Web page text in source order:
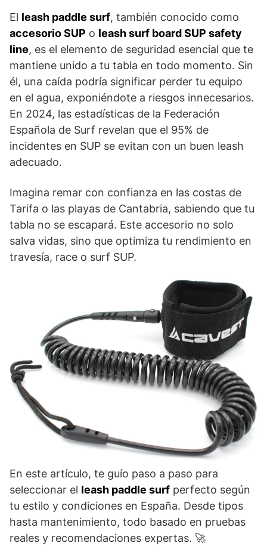
El leash paddle surf, también conocido como
accesorio SUP o leash surf board SUP safety
line, es el elemento de seguridad esencial que te
mantiene unido a tu tabla en todo momento. Sin
él, una caída podría significar perder tu equipo
en el agua, exponiéndote a riesgos innecesarios.
En 2024, las estadísticas de la Federación
Española de Surf revelan que el 95% de
incidentes en SUP se evitan con un buen leash
adecuado.
Imagina remar con confianza en las costas de
Tarifa o las playas de Cantabria, sabiendo que tu
tabla no se escapará. Este accesorio no solo
salva vidas, sino que optimiza tu rendimiento en
travesía, race o surf SUP.
En este artículo, te guío paso a paso para
seleccionar el leash paddle surf perfecto según
tu estilo y condiciones en España. Desde tipos
hasta mantenimiento, todo basado en pruebas
reales y recomendaciones expertas. 🚀